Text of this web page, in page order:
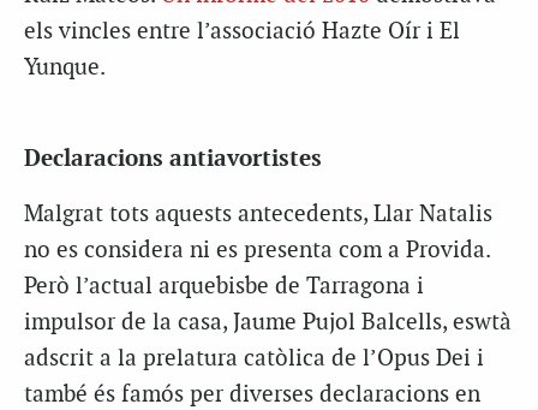
els vincles entre l’associació Hazte Oír i El
Yunque.
Declaracions antiavortistes
Malgrat tots aquests antecedents, Llar Natalis
no es considera ni es presenta com a Provida.
Però l’actual arquebisbe de Tarragona i
impulsor de la casa, Jaume Pujol Balcells, eswtà
adscrit a la prelatura catòlica de l’Opus Dei i
també és famós per diverses declaracions en